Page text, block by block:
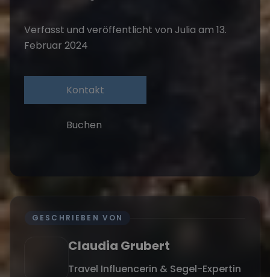
Verfasst und veröffentlicht von Julia am 13.
Februar 2024
Kontakt
Buchen
GESCHRIEBEN VON
Claudia Grubert
Travel Influencerin & Segel-Expertin